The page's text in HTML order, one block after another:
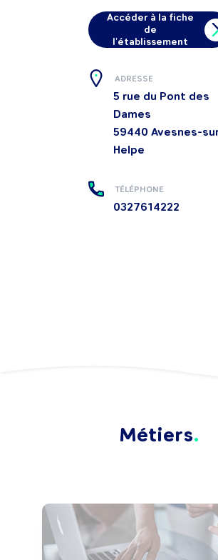
Accéder à la fiche
de
l'établissement
ADRESSE
5 rue du Pont des
Dames
59440 Avesnes-
Helpe
TÉLÉPHONE
0327614222
Métiers